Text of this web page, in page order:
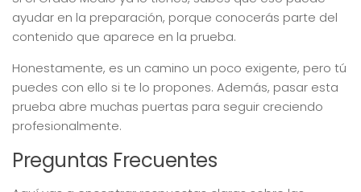
ayudar en la preparación, porque conocerás parte del
contenido que aparece en la prueba.
Honestamente, es un camino un poco exigente, pero tú
puedes con ello si te lo propones. Además, pasar esta
prueba abre muchas puertas para seguir creciendo
profesionalmente.
Preguntas Frecuentes